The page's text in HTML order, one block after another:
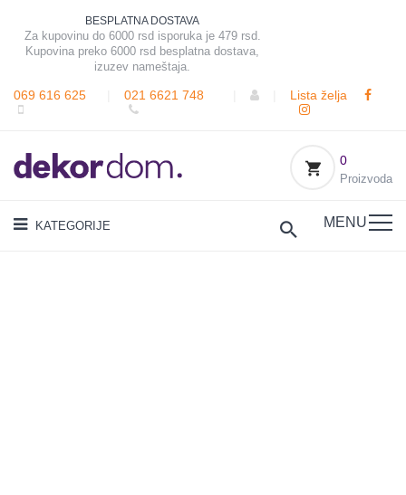
BESPLATNA DOSTAVA
Za kupovinu do 6000 rsd isporuka je 479 rsd.
Kupovina preko 6000 rsd besplatna dostava,
izuzev nameštaja.
069 616 625 021 6621 748 Lista želja
0
Proizvoda
KATEGORIJE MENU